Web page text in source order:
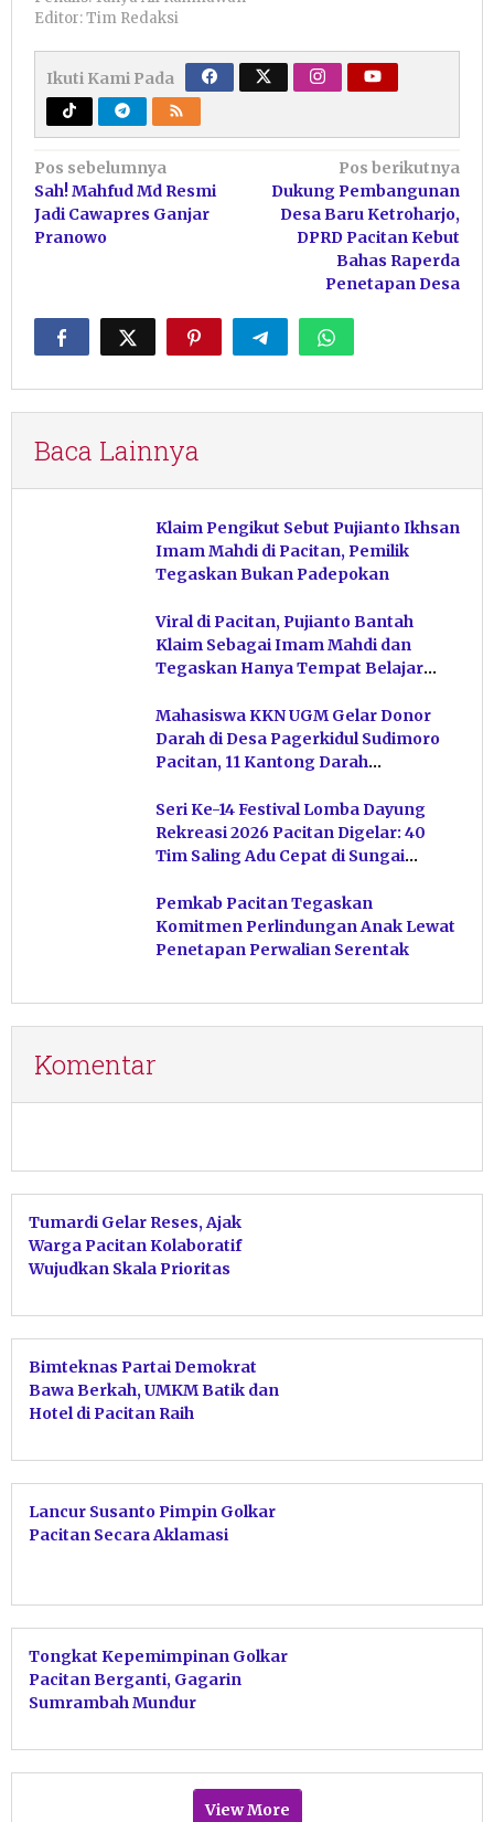
Editor: Tim Redaksi
Ikuti Kami Pada
Navigasi
pos
Pos sebelumnya
Sah! Mahfud Md Resmi
Jadi Cawapres Ganjar
Pranowo
Pos berikutnya
Dukung Pembangunan
Desa Baru Ketroharjo,
DPRD Pacitan Kebut
Bahas Raperda
Penetapan Desa
Baca Lainnya
Klaim Pengikut Sebut Pujianto Ikhsan
Imam Mahdi di Pacitan, Pemilik
Tegaskan Bukan Padepokan
Viral di Pacitan, Pujianto Bantah
Klaim Sebagai Imam Mahdi dan
Tegaskan Hanya Tempat Belajar
Mahasiswa KKN UGM Gelar Donor
Darah di Desa Pagerkidul Sudimoro
Pacitan, 11 Kantong Darah
Seri Ke-14 Festival Lomba Dayung
Rekreasi 2026 Pacitan Digelar: 40
Tim Saling Adu Cepat di Sungai
Pemkab Pacitan Tegaskan
Komitmen Perlindungan Anak Lewat
Penetapan Perwalian Serentak
Komentar
Tumardi Gelar Reses, Ajak
Warga Pacitan Kolaboratif
Wujudkan Skala Prioritas
Bimteknas Partai Demokrat
Bawa Berkah, UMKM Batik dan
Hotel di Pacitan Raih
Lancur Susanto Pimpin Golkar
Pacitan Secara Aklamasi
Tongkat Kepemimpinan Golkar
Pacitan Berganti, Gagarin
Sumrambah Mundur
View More